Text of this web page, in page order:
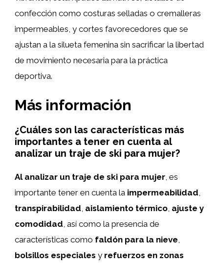
confección como costuras selladas o cremalleras
impermeables, y cortes favorecedores que se
ajustan a la silueta femenina sin sacrificar la libertad
de movimiento necesaria para la práctica
deportiva.
Más información
¿Cuáles son las características más
importantes a tener en cuenta al
analizar un traje de ski para mujer?
Al analizar un traje de ski para mujer , es
importante tener en cuenta la impermeabilidad
transpirabilidad aislamiento térmico ajuste y
comodidad , así como la presencia de
características como faldón para la nieve
bolsillos especiales y refuerzos en zonas